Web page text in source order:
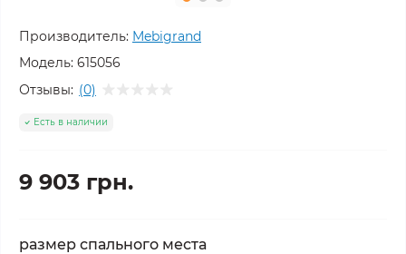
Производитель: Mebigrand
Модель: 615056
Отзывы: (0)
Есть в наличии
9 903 грн.
размер спального места